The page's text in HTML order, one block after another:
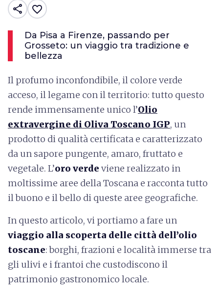
share favorite_border
Da Pisa a Firenze, passando per
Grosseto: un viaggio tra tradizione e
bellezza
Il profumo inconfondibile, il colore verde
acceso, il legame con il territorio: tutto questo
rende immensamente unico l’Olio
extravergine di Oliva Toscano IGP, un
prodotto di qualità certificata e caratterizzato
da un sapore pungente, amaro, fruttato e
vegetale. L’oro verde viene realizzato in
moltissime aree della Toscana e racconta tutto
il buono e il bello di queste aree geografiche.
In questo articolo, vi portiamo a fare un
viaggio alla scoperta delle città dell’olio
toscane: borghi, frazioni e località immerse tra
gli ulivi e i frantoi che custodiscono il
patrimonio gastronomico locale.